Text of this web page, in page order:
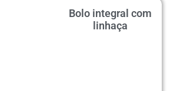
Bolo integral com
linhaça